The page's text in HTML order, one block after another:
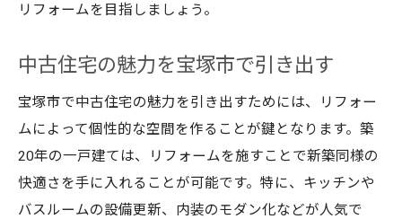
リフォームを目指しましょう。
中古住宅の魅力を宝塚市で引き出す
宝塚市で中古住宅の魅力を引き出すためには、リフォー
ムによって個性的な空間を作ることが鍵となります。築
20年の一戸建ては、リフォームを施すことで新築同様の
快適さを手に入れることが可能です。特に、キッチンや
バスルームの設備更新、内装のモダン化などが人気で